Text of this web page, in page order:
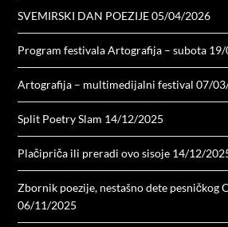
SVEMIRSKI DAN POEZIJE 05/04/2026
Program festivala Artografija – subota
Artografija – multimedijalni festival 07/
Split Poetry Slam 14/12/2025
Plačipriča ili preradi ovo sisoje 14/12/
Zbornik poezije, nestašno dete pesničkog
06/11/2025